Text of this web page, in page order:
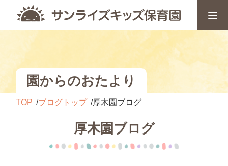
園からのおたより
TOP ブログトップ 厚木園ブログ
厚木園ブログ